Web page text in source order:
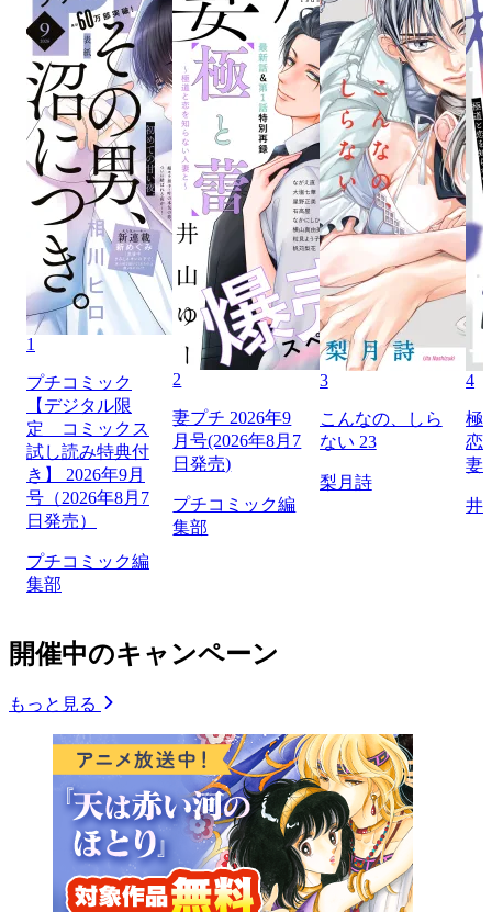
1
プチコミック
【デジタル限
定 コミックス
試し読み特典付
き】 2026年9月
号（2026年8月7
日発売）
プチコミック編
集部
2
妻プチ 2026年9
月号(2026年8月7
日発売)
プチコミック編
集部
3
こんなの、しら
ない 23
梨月詩
4
極
恋
妻
井
開催中のキャンペーン
もっと見る